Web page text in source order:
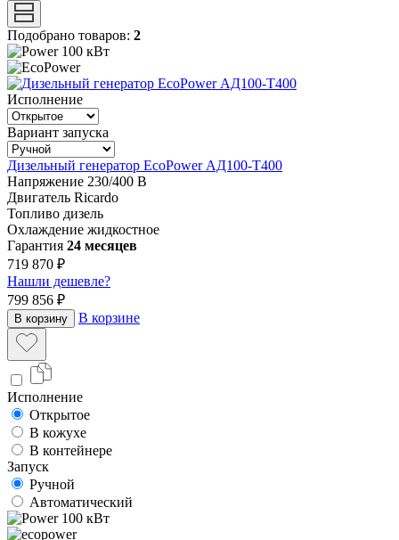
Подобрано товаров: 2
100 кВт
Исполнение
Вариант запуска
Дизельный генератор EcoPower АД100-T400
Напряжение 230/400 В
Двигатель Ricardo
Топливо дизель
Охлаждение жидкостное
Гарантия 24 месяцев
719 870 ₽
Нашли дешевле?
799 856 ₽
В корзину В корзине
Исполнение
Открытое
В кожухе
В контейнере
Запуск
Ручной
Автоматический
100 кВт